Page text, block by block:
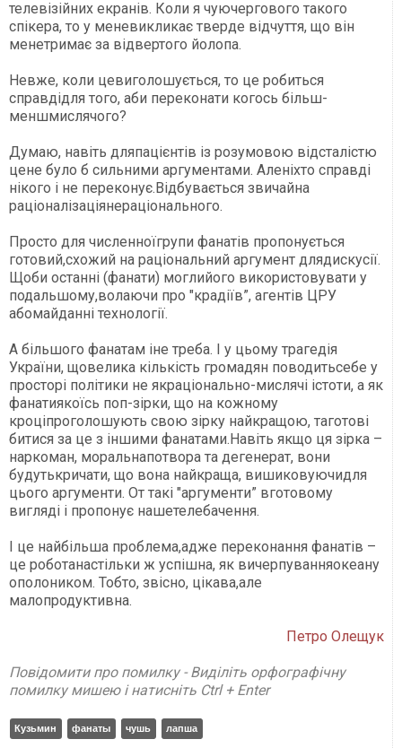
телевізійних екранів. Коли я чуючергового такого
спікера, то у меневикликає тверде відчуття, що він
менетримає за відвертого йолопа.
Невже, коли цевиголошується, то це робиться
справдідля того, аби переконати когось більш-
меншмислячого?
Думаю, навіть дляпацієнтів із розумовою відсталістю
цене було б сильними аргументами. Аленіхто справді
нікого і не переконує.Відбувається звичайна
раціоналізаціянераціонального.
Просто для численноїгрупи фанатів пропонується
готовий,схожий на раціональний аргумент длядискусії.
Щоби останні (фанати) моглийого використовувати у
подальшому,волаючи про "крадіїв”, агентів ЦРУ
абомайданні технології.
А більшого фанатам іне треба. І у цьому трагедія
України, щовелика кількість громадян поводитьсебе у
просторі політики не якраціонально-мислячі істоти, а як
фанатиякоїсь поп-зірки, що на кожному
кроціпроголошують свою зірку найкращою, таготові
битися за це з іншими фанатами.Навіть якщо ця зірка –
наркоман, моральнапотвора та дегенерат, вони
будутькричати, що вона найкраща, вишиковуючидля
цього аргументи. От такі "аргументи” вготовому
вигляді і пропонує нашетелебачення.
І це найбільша проблема,адже переконання фанатів –
це роботанастільки ж успішна, як вичерпуванняокеану
ополоником. Тобто, звісно, цікава,але
малопродуктивна.
Петро Олещук
Повідомити про помилку - Виділіть орфографічну
помилку мишею і натисніть Ctrl + Enter
Кузьмин фанаты чушь лапша